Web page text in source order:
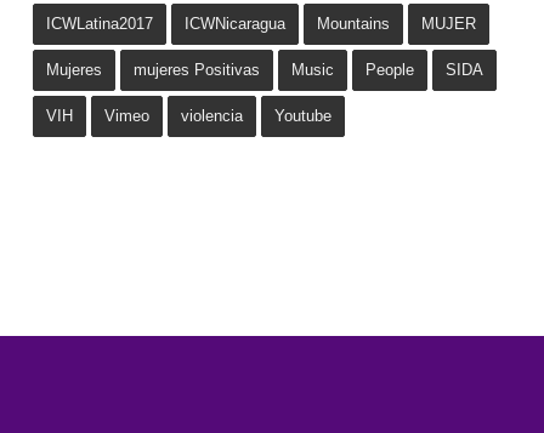
ICWLatina2017 ICWNicaragua Mountains MUJER
Mujeres mujeres Positivas Music People SIDA
VIH Vimeo violencia Youtube